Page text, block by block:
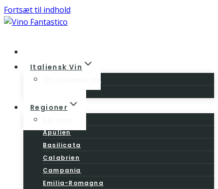
Fortsæt til indhold
Italiensk Vin
Regioner
Apulien
Basilicata
Calabrien
Campania
Emilia-Romagna